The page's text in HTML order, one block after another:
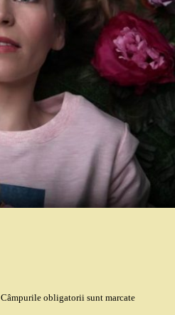
Câmpurile obligatorii sunt marcate